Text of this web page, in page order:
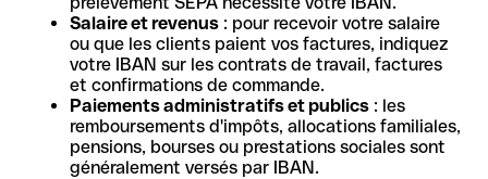
Salaire et revenus : pour recevoir votre salaire
ou que les clients paient vos factures, indiquez
votre IBAN sur les contrats de travail, factures
et confirmations de commande.
Paiements administratifs et publics : les
remboursements d'impôts, allocations familiales,
pensions, bourses ou prestations sociales sont
généralement versés par IBAN.